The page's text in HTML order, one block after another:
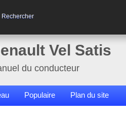
Rechercher
Vel Satis
du conducteur
Populaire Plan du site